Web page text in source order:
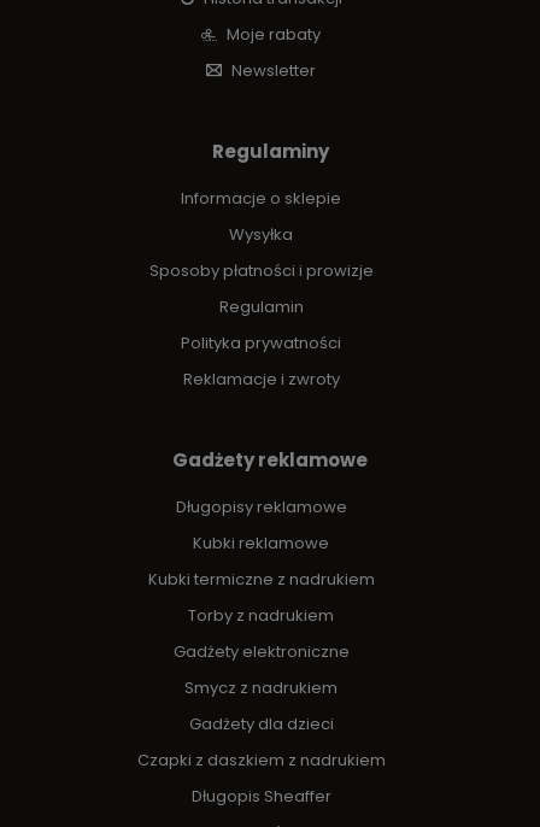
Moje rabaty
Newsletter
Regulaminy
Informacje o sklepie
Wysyłka
Sposoby płatności i prowizje
Regulamin
Polityka prywatności
Reklamacje i zwroty
Gadżety reklamowe
Długopisy reklamowe
Kubki reklamowe
Kubki termiczne z nadrukiem
Torby z nadrukiem
Gadżety elektroniczne
Smycz z nadrukiem
Gadżety dla dzieci
Czapki z daszkiem z nadrukiem
Długopis Sheaffer